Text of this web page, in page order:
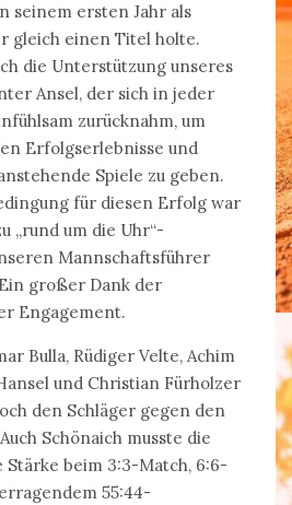
seinem ersten Jahr als
gleich einen Titel holte.
die Unterstützung unseres
Ansel, der sich in jeder
zurücknahm, um
Erfolgserlebnisse und
Spiele zu geben.
für diesen Erfolg war
„rund um die Uhr“-
Mannschaftsführer
großer Dank der
Engagement.
Bulla, Rüdiger Velte, Achim
und Christian Fürholzer
den Schläger gegen den
Schönaich musste die
beim 3:3-Match, 6:6-
55:44-